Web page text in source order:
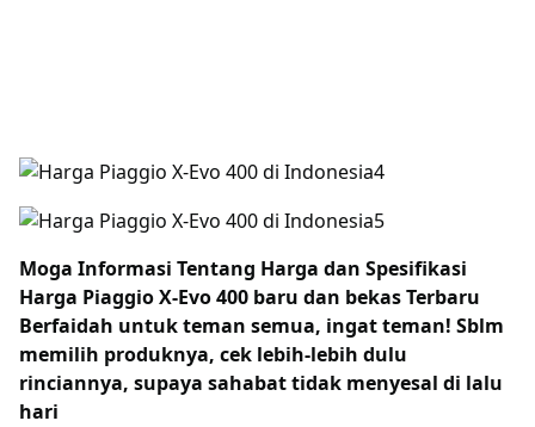
Moga Informasi Tentang Harga dan Spesifikasi
Harga Piaggio X-Evo 400 baru dan bekas Terbaru
Berfaidah untuk teman semua, ingat teman! Sblm
memilih produknya, cek lebih-lebih dulu
rinciannya, supaya sahabat tidak menyesal di lalu
hari